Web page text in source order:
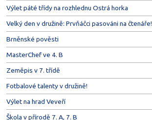
Výlet páté třídy na rozhlednu Ostrá horka
Velký den v družině: Prvňáčci pasováni na čtenáře!
Brněnské pověsti
MasterChef ve 4. B
Zeměpis v 7. třídě
Fotbalové talenty v družině!
Výlet na hrad Veveří
Škola v přírodě 7. A, 7. B